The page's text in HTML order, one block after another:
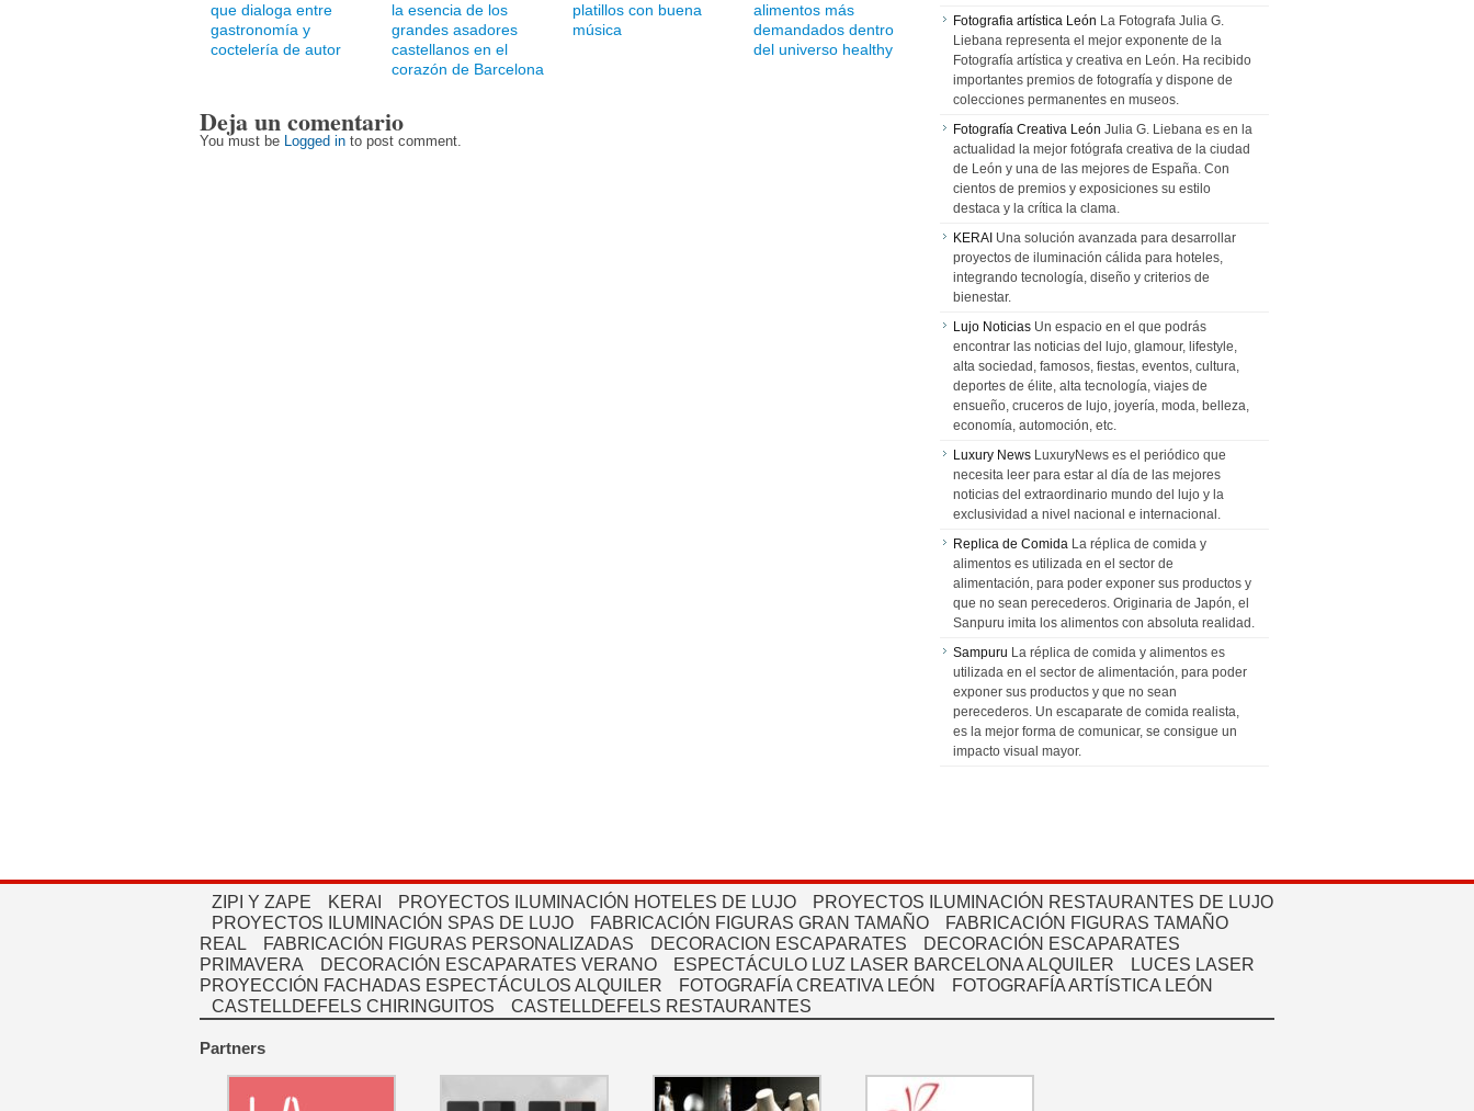
que dialoga entre
gastronomía y
coctelería de autor
la esencia de los
grandes asadores
castellanos en el
corazón de Barcelona
platillos con buena
música
alimentos más
demandados dentro
del universo healthy
Deja un comentario
You must be Logged in to post comment.
Fotografia artística León La Fotografa Julia G.
Liebana representa el mejor exponente de la
Fotografía artística y creativa en León. Ha recibido
importantes premios de fotografía y dispone de
colecciones permanentes en museos.
Fotografía Creativa León Julia G. Liebana es en la
actualidad la mejor fotógrafa creativa de la ciudad
de León y una de las mejores de España. Con
cientos de premios y exposiciones su estilo
destaca y la crítica la clama.
KERAI Una solución avanzada para desarrollar
proyectos de iluminación cálida para hoteles,
integrando tecnología, diseño y criterios de
bienestar.
Lujo Noticias Un espacio en el que podrás
encontrar las noticias del lujo, glamour, lifestyle,
alta sociedad, famosos, fiestas, eventos, cultura,
deportes de élite, alta tecnología, viajes de
ensueño, cruceros de lujo, joyería, moda, belleza,
economía, automoción, etc.
Luxury News LuxuryNews es el periódico que
necesita leer para estar al día de las mejores
noticias del extraordinario mundo del lujo y la
exclusividad a nivel nacional e internacional.
Replica de Comida La réplica de comida y
alimentos es utilizada en el sector de
alimentación, para poder exponer sus productos y
que no sean perecederos. Originaria de Japón, el
Sanpuru imita los alimentos con absoluta realidad.
Sampuru La réplica de comida y alimentos es
utilizada en el sector de alimentación, para poder
exponer sus productos y que no sean
perecederos. Un escaparate de comida realista,
es la mejor forma de comunicar, se consigue un
impacto visual mayor.
ZIPI Y ZAPE KERAI PROYECTOS ILUMINACIÓN HOTELES DE LUJO
PROYECTOS ILUMINACIÓN RESTAURANTES DE LUJO
PROYECTOS ILUMINACIÓN SPAS DE LUJO
FABRICACIÓN FIGURAS GRAN TAMAÑO
FABRICACIÓN FIGURAS TAMAÑO
REAL
FABRICACIÓN FIGURAS PERSONALIZADAS DECORACION ESCAPARATES
DECORACIÓN ESCAPARATES
PRIMAVERA
DECORACIÓN ESCAPARATES VERANO ESPECTÁCULO LUZ LASER BARCELONA ALQUILER
LUCES LASER
PROYECCIÓN FACHADAS ESPECTÁCULOS ALQUILER
FOTOGRAFÍA CREATIVA LEÓN
FOTOGRAFÍA ARTÍSTICA LEÓN
CASTELLDEFELS CHIRINGUITOS
CASTELLDEFELS RESTAURANTES
Partners